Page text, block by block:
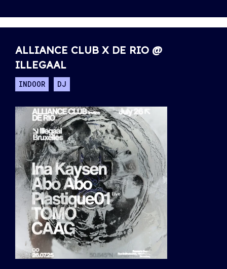
ALLIANCE CLUB X DE RIO @
ILLEGAAL
INDOOR DJ